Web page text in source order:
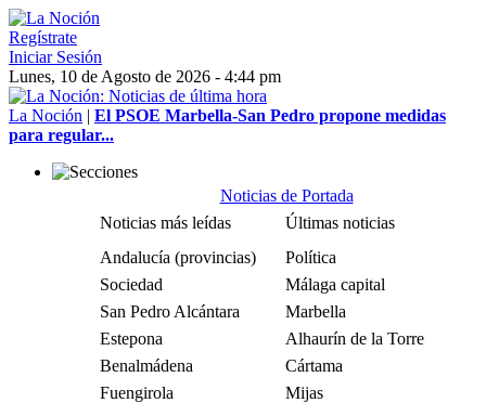
Regístrate
Iniciar Sesión
Lunes, 10 de Agosto de 2026 - 4:44 pm
La Noción | El PSOE Marbella-San Pedro propone medidas
para regular...
Noticias de Portada
Noticias más leídas
Últimas noticias
Andalucía (provincias)
Política
Sociedad
Málaga capital
San Pedro Alcántara
Marbella
Estepona
Alhaurín de la Torre
Benalmádena
Cártama
Fuengirola
Mijas